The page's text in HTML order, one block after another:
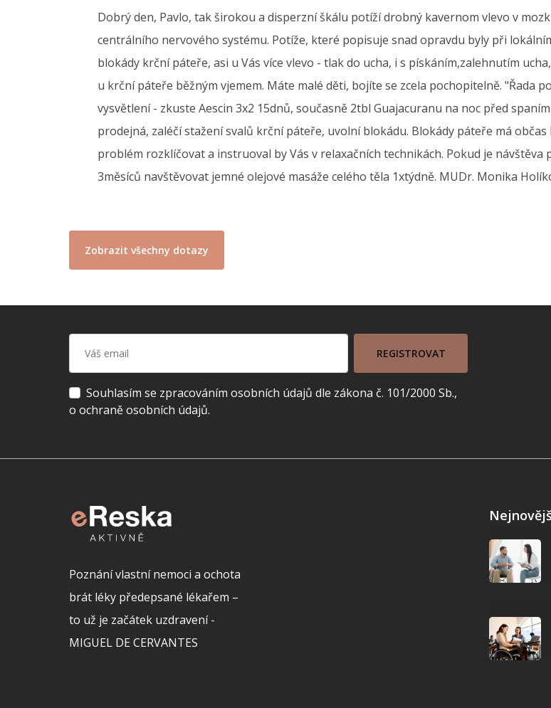
Dobrý den, Pavlo, tak širokou a disperzní škálu potíží drobný kavernom vlevo v
centrálního nervového systému. Potíže, které popisuje snad opravdu byly při
blokády krční páteře, asi u Vás více vlevo - tlak do ucha, i s pískáním,zalehnutím
u krční páteře běžným vjemem. Máte malé děti, bojíte se zcela pochopitelně. "Řada
vysvětlení - zkuste Aescin 3x2 15dnů, současně 2tbl Guajacuranu na noc před
prodejná, zaléčí stažení svalů krční páteře, uvolní blokádu. Blokády páteře má
problém rozklíčovat a instruoval by Vás v relaxačních technikách. Pokud je
3měsíců navštěvovat jemné olejové masáže celého těla 1xtýdně. MUDr. Monika
Zobrazit všechny dotazy
REGISTROVAT
Souhlasím se zpracováním osobních údajů dle zákona č. 101/2000 Sb.,
o ochraně osobních údajů.
Poznání vlastní nemoci a ochota
brát léky předepsané lékařem –
to už je začátek uzdravení -
MIGUEL DE CERVANTES